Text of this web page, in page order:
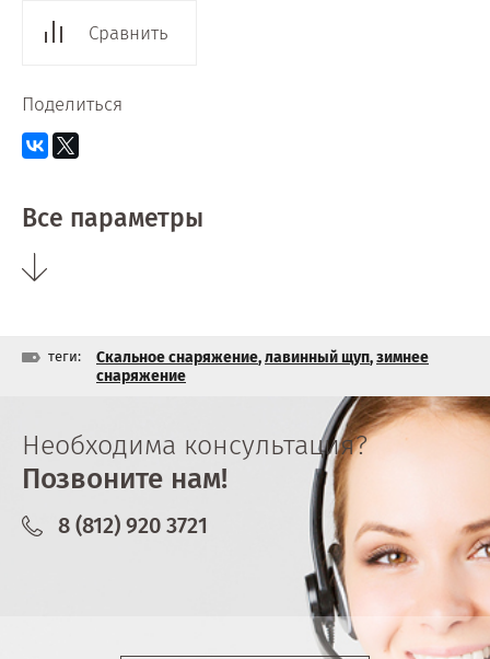
Сравнить
Поделиться
Все параметры
теги: Скальное снаряжение,лавинный щуп,зимнее
снаряжение
Необходима консультация?
Позвоните нам!
8 (812) 920 3721